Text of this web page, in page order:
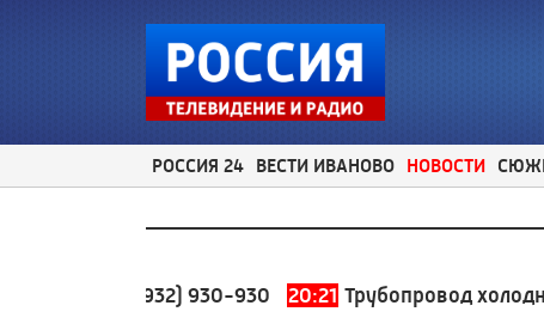
РОССИЯ 24 ВЕСТИ ИВАНОВО НОВОСТИ
8 (4932) 930-930 20:21 Трубопровод холодного